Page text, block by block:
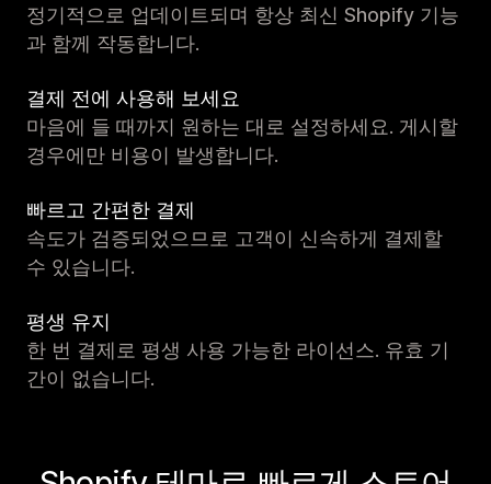
정기적으로 업데이트되며 항상 최신 Shopify 기능
과 함께 작동합니다.
결제 전에 사용해 보세요
마음에 들 때까지 원하는 대로 설정하세요. 게시할
경우에만 비용이 발생합니다.
빠르고 간편한 결제
속도가 검증되었으므로 고객이 신속하게 결제할
수 있습니다.
평생 유지
한 번 결제로 평생 사용 가능한 라이선스. 유효 기
간이 없습니다.